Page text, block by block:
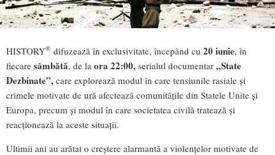
HISTORY® difuzează în exclusivitate, începând cu 20 iunie, în
fiecare sâmbătă, de la ora 22:00, serialul documentar „State
Dezbinate”, care explorează modul în care tensiunile rasiale și
crimele motivate de ură afectează comunitățile din Statele Unite și
Europa, precum și modul în care societatea civilă tratează și
reacționează la aceste situații.
Ultimii ani au arătat o creștere alarmantă a violențelor motivate de